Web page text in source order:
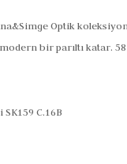
Optik
bir parıltı katar.
C.16B